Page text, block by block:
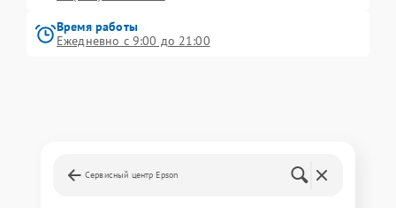
Время работы
Ежедневно с 9:00 до 21:00
Сервисный центр Epson